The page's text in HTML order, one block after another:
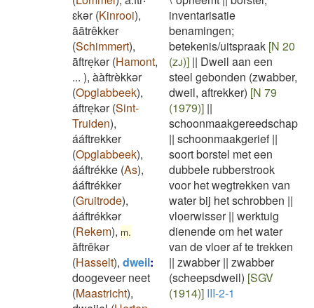
ɛkər(Kinrooi),
āātrêkker
(Schimmert),
āftreͅkər(Hamont,
... ), ààftrèkkər
(Opglabbeek),
áftreͅkər(Sint-
Truiden),
ááftrekker
(Opglabbeek),
ááftrékke (As),
ááftrékker
(Gruitrode),
ááftrékkər
(Rekem), m.
āftrēkər
(Hasselt), dweil:
doogeveer neet
(Maastricht),
inventarisatie
benamingen;
betekenis/uitspraak [N 20
(zj)] || Dweil aan een
steel gebonden (zwabber,
dweil, aftrekker) [N 79
(1979)] ||
schoonmaakgereedschap
|| schoonmaakgerief||
soort borstel met een
dubbele rubberstrook
voor het wegtrekken van
water bij het schrobben ||
vloerwisser|| werktuig
dienende om het water
van de vloer af te trekken
|| zwabber|| zwabber
(scheepsdweil) [SGV
(1914)] III-2-1